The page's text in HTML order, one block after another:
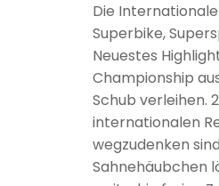
Die
Superbike,
Neuestes
Championship
Schub verleihen.
internationalen
wegzudenken
Sahnehäubchen